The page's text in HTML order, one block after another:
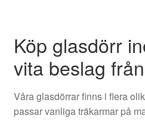
Köp glasdörr
vita beslag
Våra glasdörrar finns i flera
passar vanliga träkarmar på